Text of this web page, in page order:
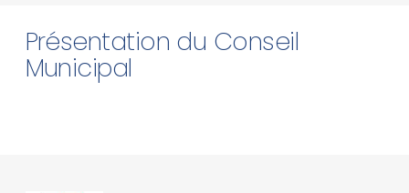
Présentation du Conseil
Municipal